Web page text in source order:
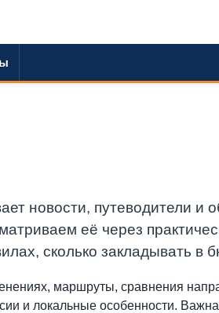
новости, путеводители и
её через
сколько закладывать в
маршруты, сравнения
и локальные особенности.